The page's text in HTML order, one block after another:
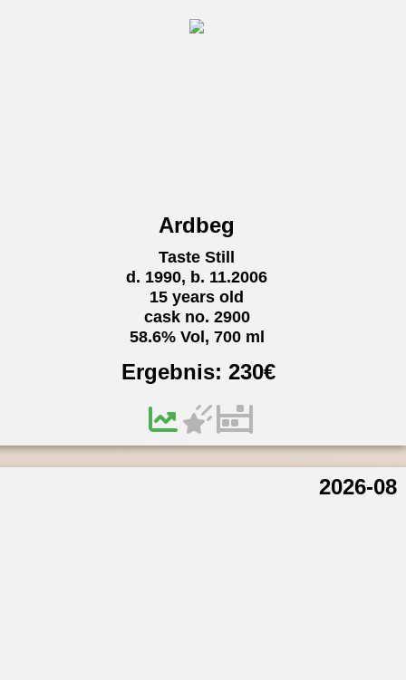
Ardbeg
Taste Still
d. 1990, b. 11.2006
15 years old
cask no. 2900
58.6% Vol, 700 ml
Ergebnis: 230€
2026-08